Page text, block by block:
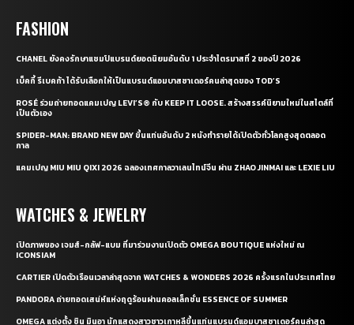
FASHION
CHANEL ยังคงรักษาแชมป์แบรนด์ยอดนิยมอันดับ 1 ประจำไตรมาสที่ 2 ของปี 2026
เบ็คกี้ รีเบคก้า ได้รับเลือกให้เป็นแบรนด์แอมบาสซาเดอร์คนล่าสุดของ TOD’S
ROSÉ ร่วมถ่ายทอดแคมเปญ LEVI’S® กับ KEEP IT LOOSE. สร้างสรรค์นิยามใหม่ในสไตล์ที่
เป็นตัวเอง
SPIDER-MAN: BRAND NEW DAY ขึ้นแท่นอันดับ 2 หนังทำรายได้เปิดตัวทั่วโลกสูงสุดตลอด
กาล
แคมเปญ MIU MIU QIXI 2026 ฉลองเทศกาลวาเลนไทน์จีน ผ่าน ZHAO JINMAI และ LEXIE LIU
WATCHES & JEWELRY
เปิดภาพของ เจมส์-กลัฟ-แบม ที่มาร่วมงานเปิดตัว OMEGA BOUTIQUE แห่งใหม่ ณ
ICONSIAM
CARTIER เปิดตัวเรือนเวลาล่าสุดจาก WATCHES & WONDERS 2026 ครั้งแรกในประเทศไทย
PANDORA ถ่ายทอดเสน่ห์แห่งฤดูร้อนผ่านคอลเล็กชั่น ESSENCE OF SUMMER
OMEGA แต่งตั้ง ชิน มินอา นักแสดงสาวชาวเกาหลีขึ้นแท่นแบรนด์แอมบาสซาเดอร์คนล่าสุด